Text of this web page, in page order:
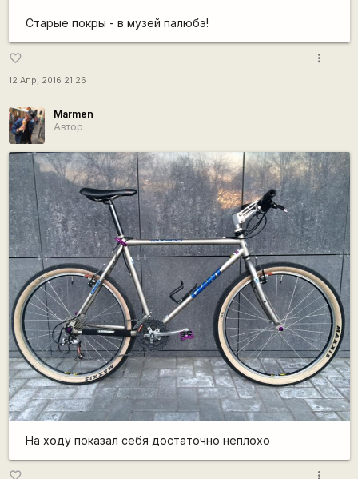
Старые покры - в музей палюбэ!
favorite_border
12 Апр, 2016 21:26
more_vert
Marmen
Автор
На ходу показал себя достаточно неплохо
favorite_border more_vert